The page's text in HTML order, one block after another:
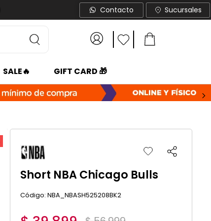
Contacto Sucursales
SALE🔥 GIFT CARD 🎁
Short NBA Chicago Bulls
: NBA_NBASH525208BK2